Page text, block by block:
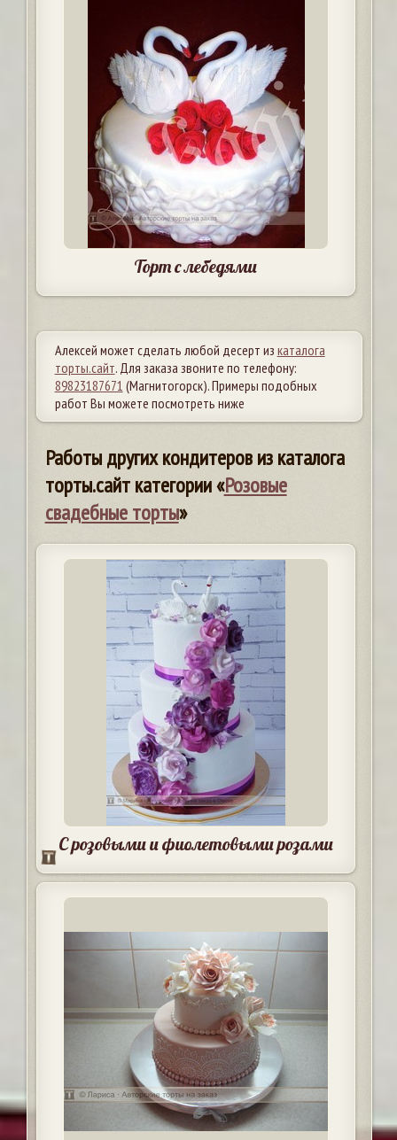
Торт с лебедями
Алексей может сделать любой десерт из каталога
торты.сайт. Для заказа звоните по телефону:
89823187671 (Магнитогорск). Примеры подобных
работ Вы можете посмотреть ниже
Работы других кондитеров из каталога
торты.сайт категории «Розовые
свадебные торты»
С розовыми и фиолетовыми розами